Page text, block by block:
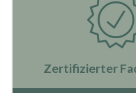
Zertifizierter